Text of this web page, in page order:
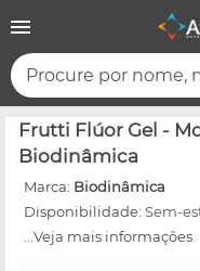
Procure por nome,
Frutti Flúor Gel -
Biodinâmica
Marca: Biodinâmica
Disponibilidade: Sem-
...Veja mais informações